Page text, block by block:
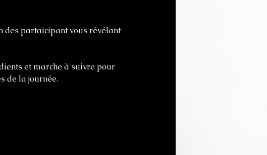
des partaicipant vous révélant
et marche à suivre pour
de la journée.